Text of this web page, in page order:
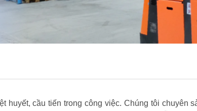
cầu tiến trong công việc. Chúng tôi chuyên